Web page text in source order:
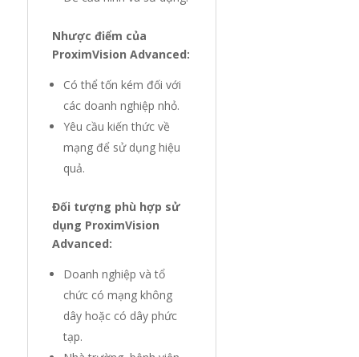
Nhược điểm của
ProximVision Advanced:
Có thể tốn kém đối với
các doanh nghiệp nhỏ.
Yêu cầu kiến thức về
mạng để sử dụng hiệu
quả.
Đối tượng phù hợp sử
dụng ProximVision
Advanced:
Doanh nghiệp và tổ
chức có mạng không
dây hoặc có dây phức
tạp.